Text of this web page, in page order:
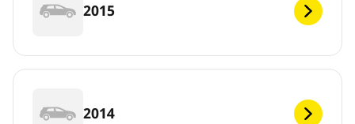
2015
2014